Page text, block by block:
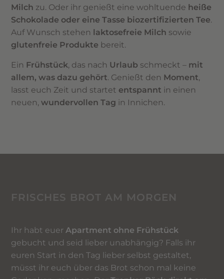
Milch zu. Oder ihr genießt eine wohltuende heiße
Schokolade oder eine Tasse biozertifizierten Tee.
Auf Wunsch stehen laktosefreie Milch sowie
glutenfreie Produkte bereit.
Ein Frühstück, das nach Urlaub schmeckt – mit
allem, was dazu gehört. Genießt den Moment,
lasst euch Zeit und startet entspannt in einen
neuen,wundervollen Tag in Innichen.
FRISCHES BROT AM MORGEN
Ihr habt euerApartment ohne Frühstück
gebucht und seid lieber unabhängig? Falls ihr
euren Start in den Tag lieber selbst gestaltet,
müsst ihr euch über das Brot schon mal keine